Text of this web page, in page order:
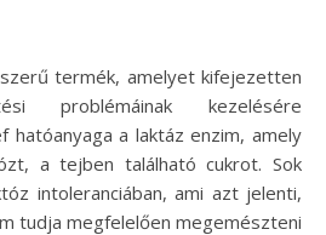
termék, amelyet kifejezetten
problémáinak kezelésére
hatóanyaga a laktáz enzim, amely
a tejben található cukrot. Sok
intoleranciában, ami azt jelenti,
tudja megfelelően megemészteni